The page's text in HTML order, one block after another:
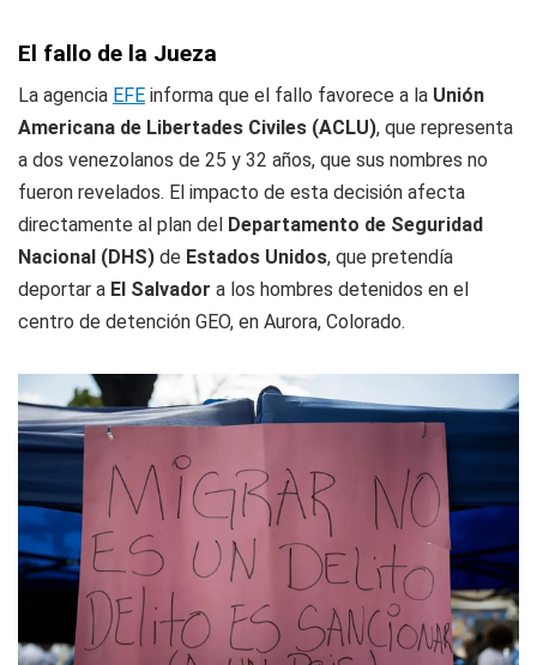
El fallo de la Jueza
La agencia EFE informa que el fallo favorece a la Unión
Americana de Libertades Civiles (ACLU), que representa
a dos venezolanos de 25 y 32 años, que sus nombres no
fueron revelados. El impacto de esta decisión afecta
directamente al plan del Departamento de Seguridad
Nacional (DHS) de Estados Unidos, que pretendía
deportar a El Salvador a los hombres detenidos en el
centro de detención GEO, en Aurora, Colorado.